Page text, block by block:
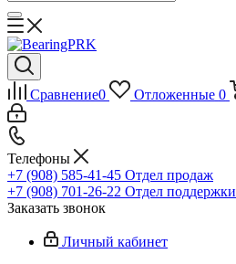
Сравнение0 Отложенные 0
Телефоны
+7 (908) 585-41-45 Отдел продаж
+7 (908) 701-26-22 Отдел поддержки
Заказать звонок
Личный кабинет